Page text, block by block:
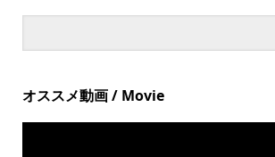
オススメ動画 / Movie